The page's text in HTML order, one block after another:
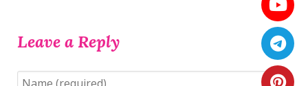
Leave a Reply